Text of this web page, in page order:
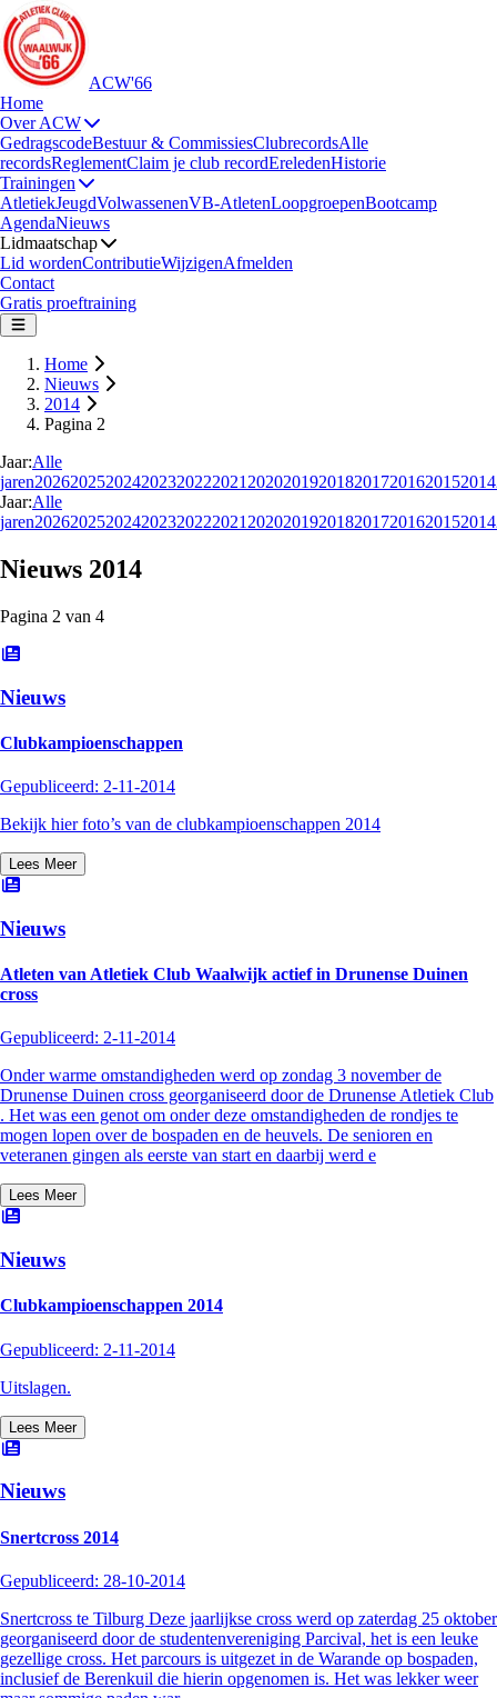
ACW'66
Home
Over ACW
GedragscodeBestuur & CommissiesClubrecordsAlle
recordsReglementClaim je club recordEreledenHistorie
Trainingen
AtletiekJeugdVolwassenenVB-AtletenLoopgroepenBootcamp
AgendaNieuws
Lidmaatschap
Lid wordenContributieWijzigenAfmelden
Contact
Gratis proeftraining
Home
Nieuws
2014
Pagina 2
Jaar:Alle
jaren202620252024202320222021 2020201920182017201620152014
Jaar:Alle
jaren202620252024202320222021 2020201920182017201620152014
Nieuws 2014
Pagina 2 van 4
Nieuws
Clubkampioenschappen
Gepubliceerd: 2-11-2014
Bekijk hier foto’s van de clubkampioenschappen 2014
Lees Meer
Nieuws
Atleten van Atletiek Club Waalwijk actief in Drunense Duinen
cross
Gepubliceerd: 2-11-2014
Onder warme omstandigheden werd op zondag 3 november de
Drunense Duinen cross georganiseerd door de Drunense Atletiek Club
. Het was een genot om onder deze omstandigheden de rondjes te
mogen lopen over de bospaden en de heuvels. De senioren en
veteranen gingen als eerste van start en daarbij werd e
Lees Meer
Nieuws
Clubkampioenschappen 2014
Gepubliceerd: 2-11-2014
Uitslagen.
Lees Meer
Nieuws
Snertcross 2014
Gepubliceerd: 28-10-2014
Snertcross te Tilburg Deze jaarlijkse cross werd op zaterdag 25 oktober
georganiseerd door de studentenvereniging Parcival, het is een leuke
gezellige cross. Het parcours is uitgezet in de Warande op bospaden,
inclusief de Berenkuil die hierin opgenomen is. Het was lekker weer